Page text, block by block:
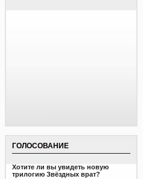
ГОЛОСОВАНИЕ
Хотите ли вы увидеть новую
трилогию Звёздных врат?